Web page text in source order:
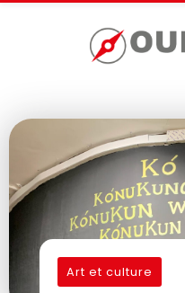
Art et culture